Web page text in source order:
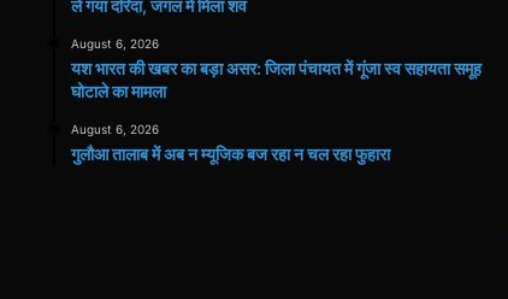
ले गया दरिंदा, जंगल में मिला शव
August 6, 2026
यश भारत की खबर का बड़ा असर: जिला पंचायत में गूंजा स्व सहायता समूह
घोटाले का मामला
August 6, 2026
गुलौआ तालाब में अब न म्यूजिक बज रहा न चल रहा फुहारा